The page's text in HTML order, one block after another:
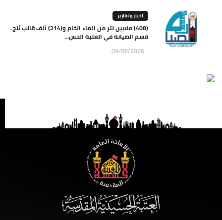
اخبار وتقارير
(408) ملايين لتر من الماء الخام و(214) ألف قالب ثلج..
قسم الصيانة في العتبة الحس...
09/08/2026